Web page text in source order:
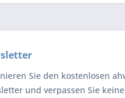
Sie den kostenlosen
und verpassen Sie